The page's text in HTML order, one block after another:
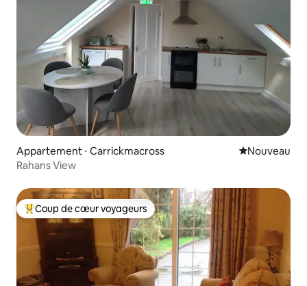
Appartement ⋅ Carrickmacross Nouvel
Nouveau
Rahans View
Coups de cœur voyageurs les plus appréciés
Coup de cœur voyageurs